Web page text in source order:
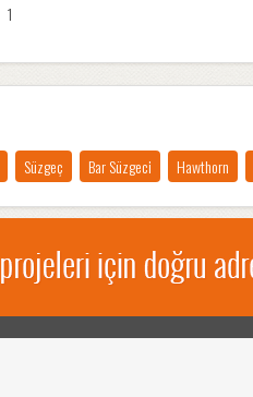
1
Süzgeç Bar Süzgeci Hawthorn